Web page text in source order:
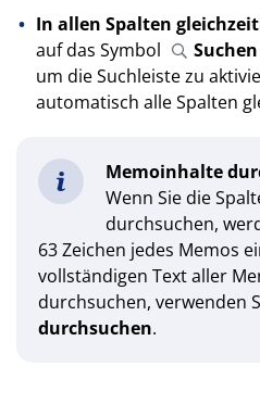
In allen Spalten
auf das Symbol
Suchen
um die Suchleiste zu
automatisch alle Spalten
Memoinhalte
Wenn Sie die
durchsuchen,
63 Zeichen jedes Memos
vollständigen Text aller
durchsuchen, verwenden
durchsuchen.